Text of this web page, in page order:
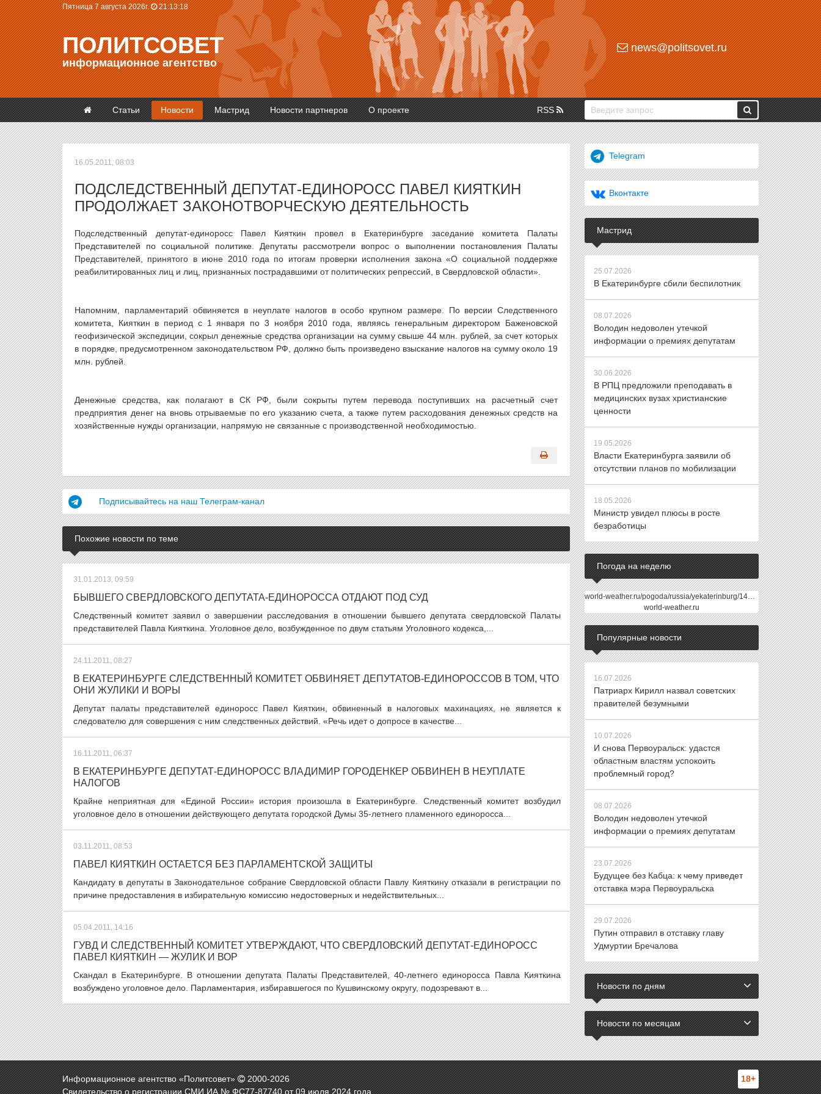
Пятница 7 августа 2026г. 21:13:18
ПОЛИТСОВЕТ
информационное агентство
news@politsovet.ru
Статьи Новости Мастрид Новости партнеров О проекте RSS
16.05.2011, 08:03
ПОДСЛЕДСТВЕННЫЙ ДЕПУТАТ-ЕДИНОРОСС ПАВЕЛ КИЯТКИН
ПРОДОЛЖАЕТ ЗАКОНОТВОРЧЕСКУЮ ДЕЯТЕЛЬНОСТЬ
Подследственный депутат-единоросс Павел Кияткин провел в Екатеринбурге заседание комитета Палаты
Представителей по социальной политике. Депутаты рассмотрели вопрос о выполнении постановления Палаты
Представителей, принятого в июне 2010 года по итогам проверки исполнения закона «О социальной поддержке
реабилитированных лиц и лиц, признанных пострадавшими от политических репрессий, в Свердловской области».
Напомним, парламентарий обвиняется в неуплате налогов в особо крупном размере. По версии Следственного
комитета, Кияткин в период с 1 января по 3 ноября 2010 года, являясь генеральным директором Баженовской
геофизической экспедиции, сокрыл денежные средства организации на сумму свыше 44 млн. рублей, за счет которых
в порядке, предусмотренном законодательством РФ, должно быть произведено взыскание налогов на сумму около 19
млн. рублей.
Денежные средства, как полагают в СК РФ, были сокрыты путем перевода поступивших на расчетный счет
предприятия денег на вновь отрываемые по его указанию счета, а также путем расходования денежных средств на
хозяйственные нужды организации, напрямую не связанные с производственной необходимостью.
Подписывайтесь на наш Телеграм-канал
Похожие новости по теме
31.01.2013, 09:59
БЫВШЕГО СВЕРДЛОВСКОГО ДЕПУТАТА-ЕДИНОРОССА ОТДАЮТ ПОД СУД
Следственный комитет заявил о завершении расследования в отношении бывшего депутата свердловской Палаты
представителей Павла Кияткина. Уголовное дело, возбужденное по двум статьям Уголовного кодекса,...
24.11.2011, 08:27
В ЕКАТЕРИНБУРГЕ СЛЕДСТВЕННЫЙ КОМИТЕТ ОБВИНЯЕТ ДЕПУТАТОВ-ЕДИНОРОССОВ В ТОМ, ЧТО
ОНИ ЖУЛИКИ И ВОРЫ
Депутат палаты представителей единоросс Павел Кияткин, обвиненный в налоговых махинациях, не является к
следователю для совершения с ним следственных действий. «Речь идет о допросе в качестве...
16.11.2011, 06:37
В ЕКАТЕРИНБУРГЕ ДЕПУТАТ-ЕДИНОРОСС ВЛАДИМИР ГОРОДЕНКЕР ОБВИНЕН В НЕУПЛАТЕ
НАЛОГОВ
Крайне неприятная для «Единой России» история произошла в Екатеринбурге. Следственный комитет возбудил
уголовное дело в отношении действующего депутата городской Думы 35-летнего пламенного единоросса...
03.11.2011, 08:53
ПАВЕЛ КИЯТКИН ОСТАЕТСЯ БЕЗ ПАРЛАМЕНТСКОЙ ЗАЩИТЫ
Кандидату в депутаты в Законодательное собрание Свердловской области Павлу Кияткину отказали в регистрации по
причине предоставления в избирательную комиссию недостоверных и недействительных...
05.04.2011, 14:16
ГУВД И СЛЕДСТВЕННЫЙ КОМИТЕТ УТВЕРЖДАЮТ, ЧТО СВЕРДЛОВСКИЙ ДЕПУТАТ-ЕДИНОРОСС
ПАВЕЛ КИЯТКИН — ЖУЛИК И ВОР
Скандал в Екатеринбурге. В отношении депутата Палаты Представителей, 40-летнего единоросса Павла Кияткина
возбуждено уголовное дело. Парламентария, избиравшегося по Кушвинскому округу, подозревают в...
Telegram
Вконтакте
Мастрид
25.07.2026
В Екатеринбурге сбили беспилотник
08.07.2026
Володин недоволен утечкой
информации о премиях депутатам
30.06.2026
В РПЦ предложили преподавать в
медицинских вузах христианские
ценности
19.05.2026
Власти Екатеринбурга заявили об
отсутствии планов по мобилизации
18.05.2026
Министр увидел плюсы в росте
безработицы
Погода на неделю
world-weather.ru/pogoda/russia/yekaterinburg/14days/
world-weather.ru
Популярные новости
16.07.2026
Патриарх Кирилл назвал советских
правителей безумными
10.07.2026
И снова Первоуральск: удастся
областным властям успокоить
проблемный город?
08.07.2026
Володин недоволен утечкой
информации о премиях депутатам
23.07.2026
Будущее без Кабца: к чему приведет
отставка мэра Первоуральска
29.07.2026
Путин отправил в отставку главу
Удмуртии Бречалова
Новости по дням
Новости по месяцам
Информационное агентство «Политсовет» 2000-2026
Свидетельство о регистрации СМИ ИА № ФС77-87740 от 09 июля 2024 года.
18+